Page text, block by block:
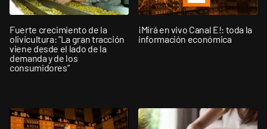
Fuerte crecimiento de la
olivicultura: "La gran tracción
viene desde el lado de la
demanda y de los
consumidores”
¡Mirá en vivo Canal E!: toda la
información económica